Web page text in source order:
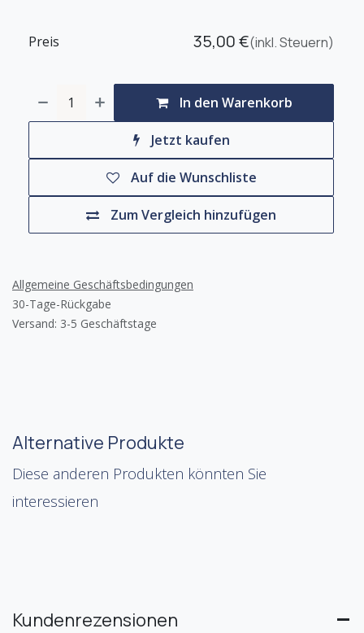
In den Warenkorb
Jetzt kaufen
Zum Vergleich hinzufügen
Auf die Wunschliste
Preis 35,00€(inkl. Steuern)
Allgemeine Geschäftsbedingungen
30-Tage-Rückgabe
Versand: 3-5 Geschäftstage
Alternative Produkte
Diese anderen Produkten könnten Sie
interessieren
Kundenrezensionen